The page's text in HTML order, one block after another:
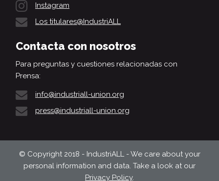
Instagram
Los titulares@IndustriALL
Contacta con nosotros
Para preguntas y cuestiones relacionadas con
Prensa:
info@industriall-union.org
press@industriall-union.org
© Copyright 2018 - IndustriALL - We care about your
personal information and data. Take a look at our
Privacy Policy.